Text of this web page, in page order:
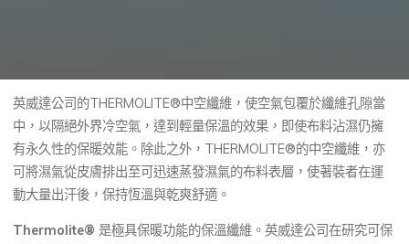
英威達公司的THERMOLITE®中空纖維，使空氣包覆於纖維孔隙當
中，以隔絕外界冷空氣，達到輕量保溫的效果，即使布料沾濕仍擁
有永久性的保暖效能。除此之外，THERMOLITE®的中空纖維，亦
可將濕氣從皮膚排出至可迅速蒸發濕氣的布料表層，使著裝者在運
動大量出汗後，保持恆溫與乾爽舒適。
Thermolite® 是極具保暖功能的保溫纖維。英威達公司在研究可保